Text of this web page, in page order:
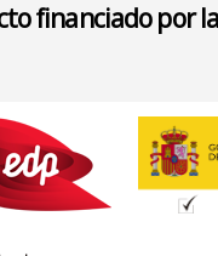
financiado por